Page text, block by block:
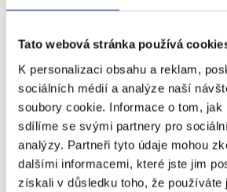
Tato webová stránka používá
K personalizaci obsahu a reklam,
sociálních médií a analýze naší
soubory cookie. Informace o tom, jak
sdílíme se svými partnery pro
analýzy. Partneři tyto údaje mohou
dalšími informacemi, které jste jim
získali v důsledku toho, že používáte
Název
Crystal Palace -
Manchester City - 1.
kategorie
Crystal Palace -
Manchester City - VIP
Lounge